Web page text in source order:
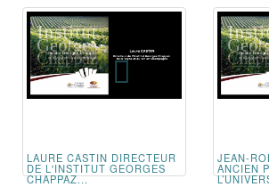
LAURE CASTIN DIRECTEUR
DE L'INSTITUT GEORGES
CHAPPAZ...
JEAN-
ANCIEN